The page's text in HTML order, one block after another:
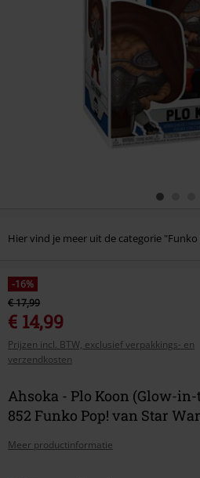
Hier vind je meer uit de categorie "Funko
-16%
€ 17,99
€ 14,99
Prijzen incl. BTW, exclusief verpakkings- en
verzendkosten
Ahsoka - Plo Koon (Glow-
852 Funko Pop! van Star
Meer productinformatie